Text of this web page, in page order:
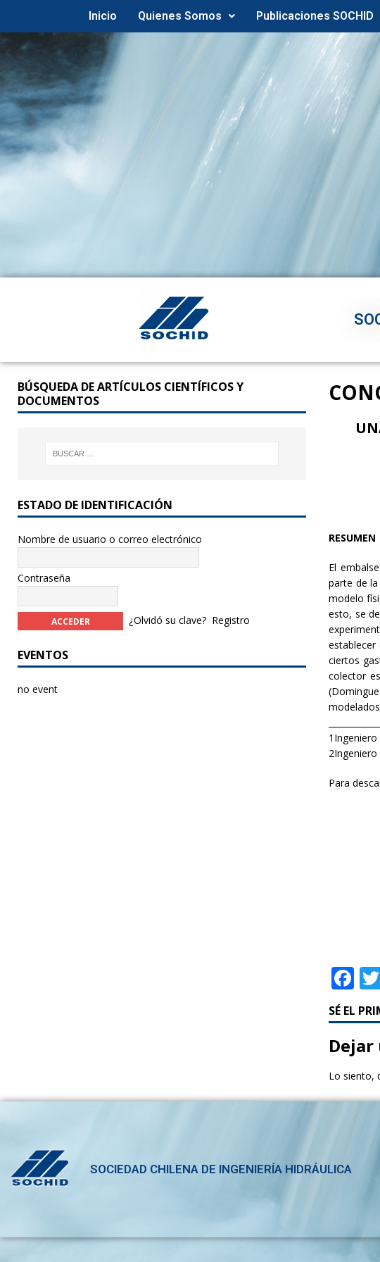
Inicio Quienes Somos Publicaciones SOCHID
RESUMEN
El
parte de
modelo
esto, se
ciertos
colector
Para
F
a
c
e
b
o
SÉ EL
Lo siento,
BÚSQUEDA DE ARTÍCULOS CIENTÍFICOS Y
DOCUMENTOS
ESTADO DE IDENTIFICACIÓN
Nombre de usuario o correo electrónico
Contraseña
¿Olvidó su clave? Registro
EVENTOS
no event
SOCIEDAD CHILENA DE INGENIERÍA HIDRÁULICA